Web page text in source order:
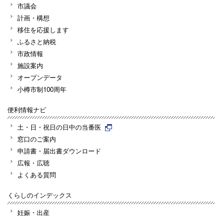
市議会
計画・構想
移住を応援します
ふるさと納税
市政情報
施設案内
オープンデータ
小樽市制100周年
便利情報ナビ
土・日・祝日の日中の当番医
窓口のご案内
申請書・届出書ダウンロード
広報・広聴
よくある質問
くらしのインデックス
妊娠・出産